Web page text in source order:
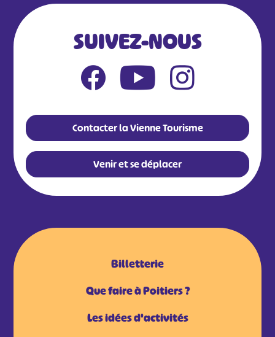
SUIVEZ-NOUS
Contacter la Vienne Tourisme
Venir et se déplacer
Billetterie
Que faire à Poitiers ?
Les idées d'activités